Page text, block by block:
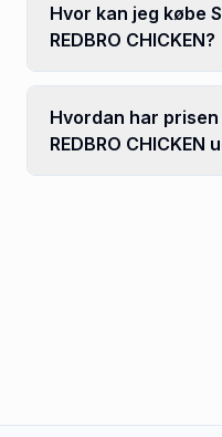
Hvor kan jeg købe
REDBRO CHICKEN?
Hvordan har prisen
REDBRO CHICKEN